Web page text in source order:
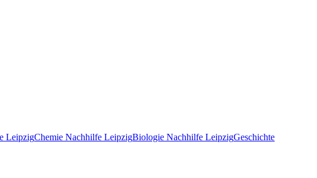
LeipzigChemie Nachhilfe LeipzigBiologie Nachhilfe LeipzigGeschichte